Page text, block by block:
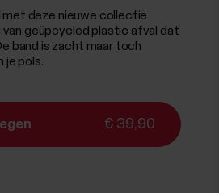
deze nieuwe collectie
van geüpcycled plastic afval dat
band is zacht maar toch
je pols.
€ 39,90